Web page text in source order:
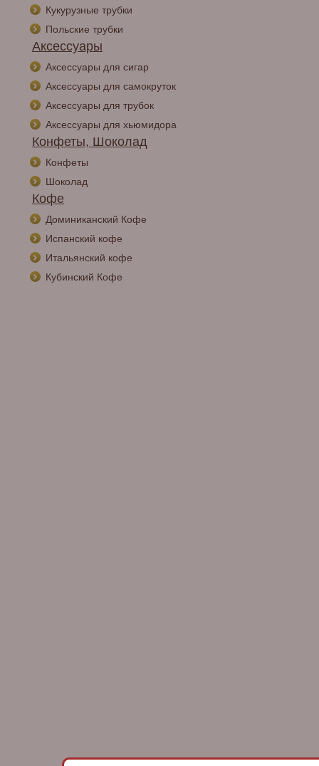
Кукурузные трубки
Польские трубки
Аксессуары
Аксессуары для сигар
Аксессуары для самокруток
Аксессуары для трубок
Аксессуары для хьюмидора
Конфеты, Шоколад
Конфеты
Шоколад
Кофе
Доминиканский Кофе
Испанский кофе
Итальянский кофе
Кубинский Кофе